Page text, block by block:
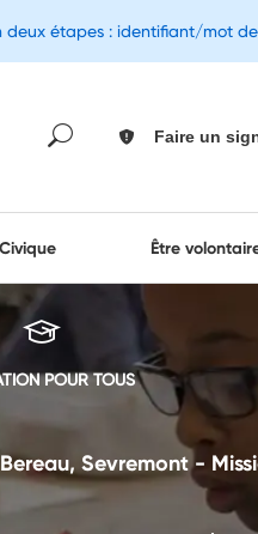
Faire un
Être
POUR TOUS
Sevremont -
deux étapes : identifiant/mot